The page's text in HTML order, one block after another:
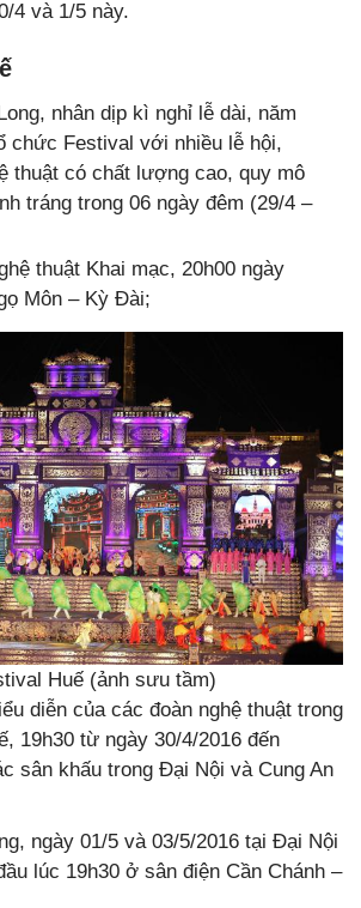
4 và 1/5 này.
nhân dịp kì nghỉ lễ dài, năm
chức Festival với nhiều lễ hội,
thuật có chất lượng cao, quy mô
tráng trong 06 ngày đêm (29/4 –
thuật Khai mạc, 20h00 ngày
Môn – Kỳ Đài;
Huế (ảnh sưu tầm)
diễn của các đoàn nghệ thuật trong
19h30 từ ngày 30/4/2016 đến
sân khấu trong Đại Nội và Cung An
ngày 01/5 và 03/5/2016 tại Đại Nội
lúc 19h30 ở sân điện Cần Chánh –